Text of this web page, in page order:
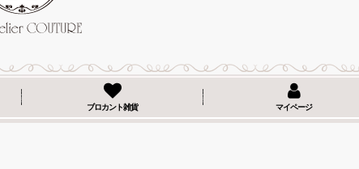
ブロカント雑貨 マイページ